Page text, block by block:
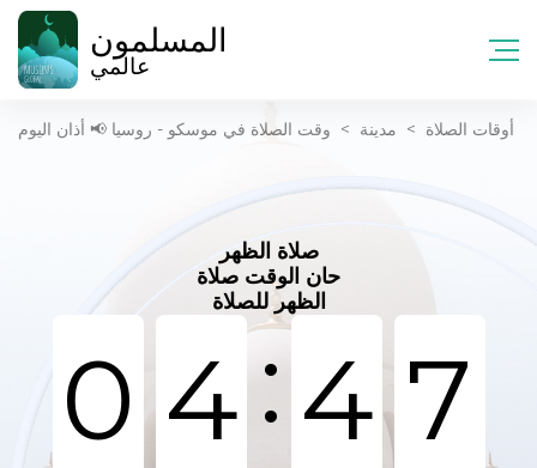
المسلمون
عالمي
أوقات الصلاة > مدينة > وقت الصلاة في موسكو - روسيا 📢 أذان اليوم
صلاة الظهر
حان الوقت صلاة
الظهر للصلاة
0 4:4 7